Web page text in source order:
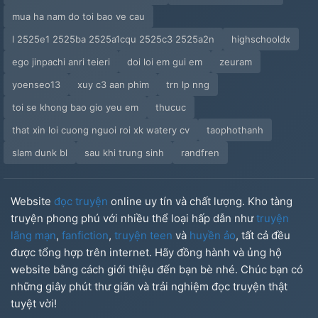
mua ha nam do toi bao ve cau
l 2525e1 2525ba 2525a1cqu 2525c3 2525a2n
highschooldx
ego jinpachi anri teieri
doi loi em gui em
zeuram
yoenseo13
xuy c3 aan phim
trn lp nng
toi se khong bao gio yeu em
thucuc
that xin loi cuong nguoi roi xk watery cv
taophothanh
slam dunk bl
sau khi trung sinh randfren
Website đọc truyện online uy tín và chất lượng. Kho tàng
truyện phong phú với nhiều thể loại hấp dẫn nhưtruyện
lãng mạn, fanfiction, truyện teen và huyền ảo, tất cả đều
được tổng hợp trên internet. Hãy đồng hành và ủng hộ
website bằng cách giới thiệu đến bạn bè nhé. Chúc bạn có
những giây phút thư giãn và trải nghiệm đọc truyện thật
tuyệt vời!